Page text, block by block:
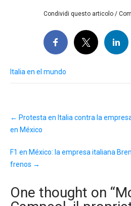
Condividi questo articolo /
Italia en el mundo
navigation
← Protesta en Italia contra la
en México
F1 en México: la empresa italiana
frenos →
One thought on “